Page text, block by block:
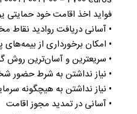
فواید اخذ اقامت خود حمایتی
• آسانی دریافت روادید نقاط
• امکان برخورداری از بیمه‌های
• سریعترین و آسان‌ترین روش
• نیاز نداشتن به شرط
• نیاز نداشتن به هیچگونه
• آسانی در تمدید مجوز اقامت